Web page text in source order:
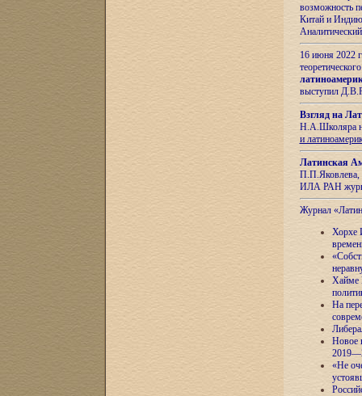
возможность
Китай и
16 июня 2022
выступил
Взгляд на
Н.А.Школяра
и
Латинская
П.П.Яковлева,
ИЛА РАН
Журнал
Хорхе
Хайме
На
Новое
«Не